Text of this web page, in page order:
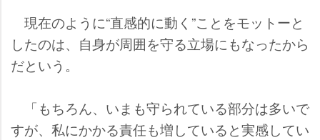
現在のように“直感的に動く”ことをモットーと
したのは、自身が周囲を守る立場にもなったから
だという。
「もちろん、いまも守られている部分は多いで
すが、私にかかる責任も増していると実感してい